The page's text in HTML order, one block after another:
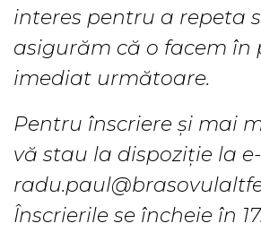
interes pentru a repeta
asigurăm că o facem în
imediat următoare.
Pentru înscriere și mai
vă stau la dispoziție la
Înscrierile se încheie în